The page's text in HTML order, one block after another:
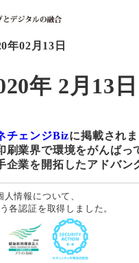
年02月13日
年 2月13日
チェンジBizに掲載され
刷業界で環境をがんば
企業を開拓したアドバン
情報について、
各認証を取得しました。